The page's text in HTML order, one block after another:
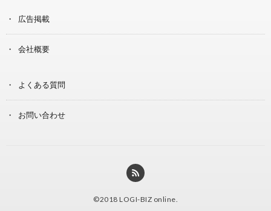
広告掲載
会社概要
よくある質問
お問い合わせ
©2018 LOGI-BIZ online